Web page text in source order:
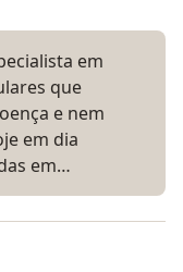
em
que
e nem
em dia
em…